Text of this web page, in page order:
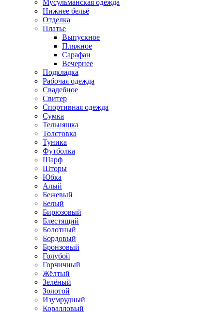
Мусульманская одежда
Нижнее бельё
Отделка
Платье
Выпускное
Пляжное
Сарафан
Вечернее
Подкладка
Рабочая одежда
Свадебное
Свитер
Спортивная одежда
Сумка
Тельняшка
Толстовка
Туника
Футболка
Шарф
Шторы
Юбка
Алый
Бежевый
Белый
Бирюзовый
Блестящий
Болотный
Бордовый
Бронзовый
Голубой
Горчичный
Жёлтый
Зелёный
Золотой
Изумрудный
Коралловый